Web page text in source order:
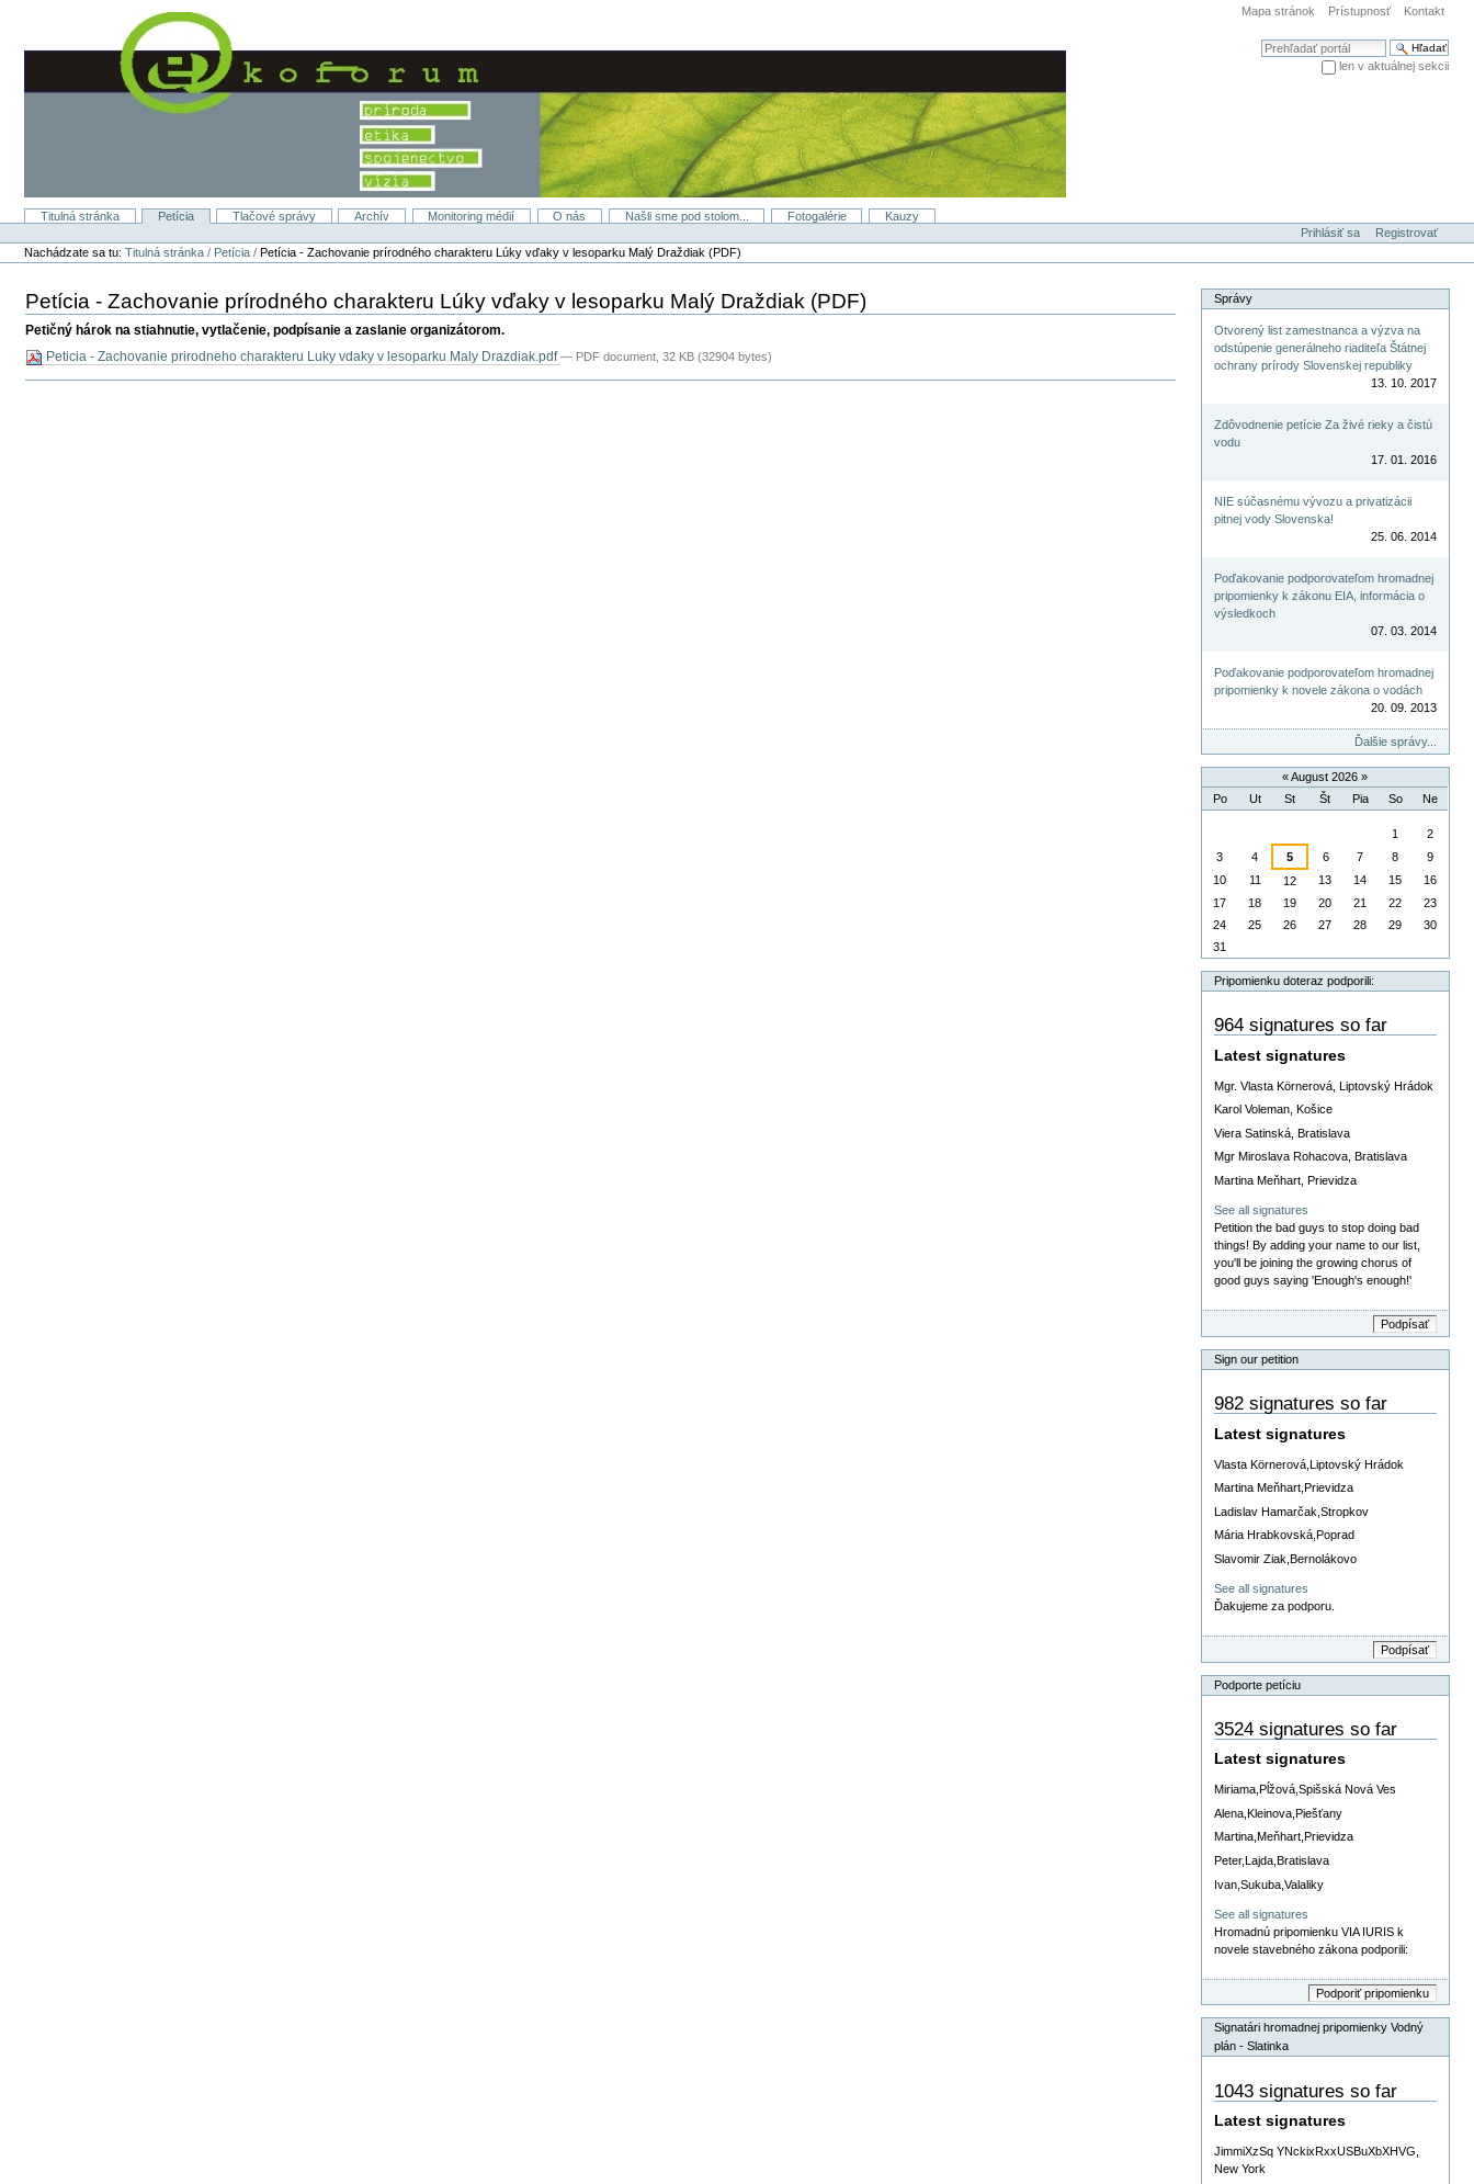
navigáciu
Mapa stránok Prístupnosť Kontakt
Hľadať
len v aktuálnej sekcii
Titulná stránka Petícia Tlačové správy Archív Monitoring médií O nás Našli sme pod stolom... Fotogalérie
Kauzy
Osobné
nástroje
Prihlásiť sa
Registrovať
Nachádzate sa tu: Titulná stránka / Petícia /Petícia - Zachovanie prírodného charakteru Lúky vďaky v lesoparku Malý Draždiak (PDF)
Petícia - Zachovanie prírodného charakteru Lúky vďaky v lesoparku Malý Draždiak (PDF)
Petičný hárok na stiahnutie, vytlačenie, podpísanie a zaslanie organizátorom.
Peticia - Zachovanie prirodneho charakteru Luky vdaky v lesoparku Maly Drazdiak.pdf— PDF document, 32 KB (32904 bytes)
Správy
Otvorený list zamestnanca a výzva na
odstúpenie generálneho riaditeľa Štátnej
ochrany prírody Slovenskej republiky
13. 10. 2017
Zdôvodnenie petície Za živé rieky a čistú
vodu
17. 01. 2016
NIE súčasnému vývozu a privatizácii
pitnej vody Slovenska!
25. 06. 2014
Poďakovanie podporovateľom hromadnej
pripomienky k zákonu EIA, informácia o
výsledkoch
07. 03. 2014
Poďakovanie podporovateľom hromadnej
pripomienky k novele zákona o vodách
20. 09. 2013
Ďalšie správy...
«August 2026»
Po Ut St Št Pia So Ne
1
2
3
4 5 6 7 8
9
10
11 12 13 14 15
16
17
18 19 20 21 22
23
24
25 26 27 28 29
30
31
Pripomienku doteraz podporili:
964 signatures so far
Latest signatures
Mgr. Vlasta Körnerová, Liptovský Hrádok
Karol Voleman, Košice
Viera Satinská, Bratislava
Mgr Miroslava Rohacova, Bratislava
Martina Meňhart, Prievidza
See all signatures
Petition the bad guys to stop doing bad
things! By adding your name to our list,
you'll be joining the growing chorus of
good guys saying 'Enough's enough!'
Sign our petition
982 signatures so far
Latest signatures
Vlasta Körnerová,Liptovský Hrádok
Martina Meňhart,Prievidza
Ladislav Hamarčak,Stropkov
Mária Hrabkovská,Poprad
Slavomir Ziak,Bernolákovo
See all signatures
Ďakujeme za podporu.
Podporte petíciu
3524 signatures so far
Latest signatures
Miriama,Pĺžová,Spišská Nová Ves
Alena,Kleinova,Piešťany
Martina,Meňhart,Prievidza
Peter,Lajda,Bratislava
Ivan,Sukuba,Valaliky
See all signatures
Hromadnú pripomienku VIA IURIS k
novele stavebného zákona podporili:
Signatári hromadnej pripomienky Vodný
plán - Slatinka
1043 signatures so far
Latest signatures
JimmiXzSq YNckixRxxUSBuXbXHVG,
New York